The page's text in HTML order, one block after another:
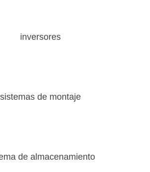
inversores
sistemas de montaje
de almacenamiento